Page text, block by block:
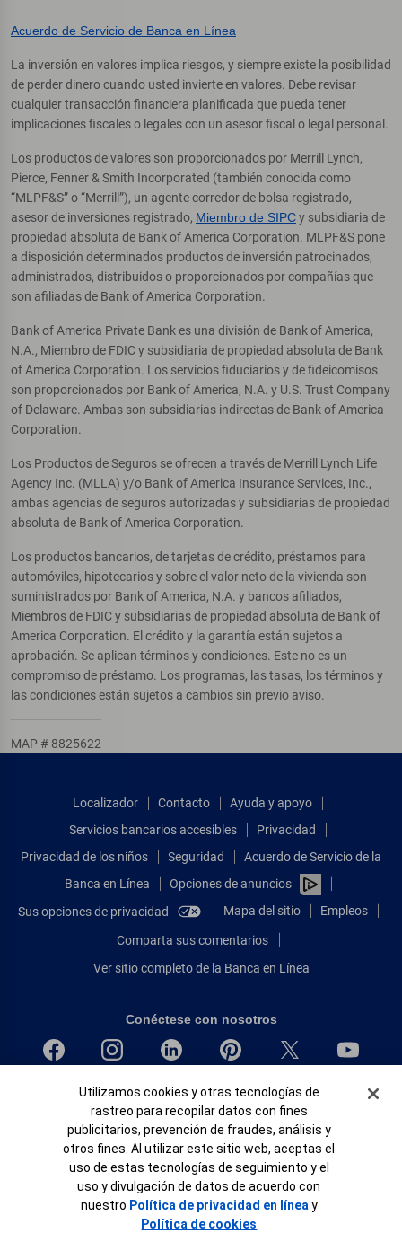
Acuerdo de Servicio de Banca en Línea
La inversión en valores implica riesgos, y siempre existe la posibilidad
de perder dinero cuando usted invierte en valores. Debe revisar
cualquier transacción financiera planificada que pueda tener
implicaciones fiscales o legales con un asesor fiscal o legal personal.
Los productos de valores son proporcionados por Merrill Lynch,
Pierce, Fenner & Smith Incorporated (también conocida como
“MLPF&S” o “Merrill”), un agente corredor de bolsa registrado,
asesor de inversiones registrado, Miembro de SIPCy subsidiaria de
propiedad absoluta de Bank of America Corporation. MLPF&S pone
a disposición determinados productos de inversión patrocinados,
administrados, distribuidos o proporcionados por compañías que
son afiliadas de Bank of America Corporation.
Bank of America Private Bank es una división de Bank of America,
N.A., Miembro de FDIC y subsidiaria de propiedad absoluta de Bank
of America Corporation. Los servicios fiduciarios y de fideicomisos
son proporcionados por Bank of America, N.A. y U.S. Trust Company
of Delaware. Ambas son subsidiarias indirectas de Bank of America
Corporation.
Los Productos de Seguros se ofrecen a través de Merrill Lynch Life
Agency Inc. (MLLA) y/o Bank of America Insurance Services, Inc.,
ambas agencias de seguros autorizadas y subsidiarias de propiedad
absoluta de Bank of America Corporation.
Los productos bancarios, de tarjetas de crédito, préstamos para
automóviles, hipotecarios y sobre el valor neto de la vivienda son
suministrados por Bank of America, N.A. y bancos afiliados,
Miembros de FDIC y subsidiarias de propiedad absoluta de Bank of
America Corporation. El crédito y la garantía están sujetos a
aprobación. Se aplican términos y condiciones. Este no es un
compromiso de préstamo. Los programas, las tasas, los términos y
las condiciones están sujetos a cambios sin previo aviso.
MAP # 8825622
Localizador Contacto
Ayuda y apoyo
Servicios bancarios accesibles
Privacidad
Privacidad de los niños
Seguridad
Acuerdo de Servicio de la
Banca en Línea
Opciones de anuncios
Sus opciones de privacidad
Mapa del sitio Empleos
Comparta sus comentarios
Ver sitio completo de la Banca en Línea
Conéctese con nosotros
Bank of America, N.A. Miembro de FDIC.
Igualdad de oportunidades en préstamos para viviendas
© 2026 Bank of America Corporation.
Todos Los Derechos Reservados.
Patente: patents.bankofamerica.com
Banner de Cookies
Utilizamos cookies y otras tecnologías de
rastreo para recopilar datos con fines
publicitarios, prevención de fraudes, análisis y
otros fines. Al utilizar este sitio web, aceptas el
uso de estas tecnologías de seguimiento y el
uso y divulgación de datos de acuerdo con
nuestro Política de privacidad en línea y
Política de cookies